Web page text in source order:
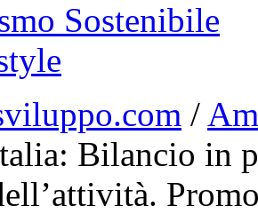
Sostenibile
/
Bilancio in